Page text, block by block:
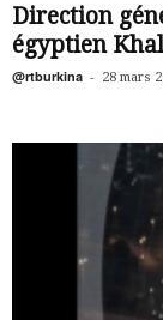
Direction
égyptien
@rtburkina - 28 mars